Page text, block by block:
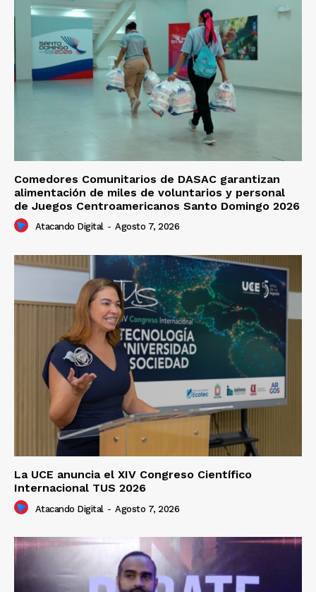
Comedores Comunitarios de DASAC garantizan
alimentación de miles de voluntarios y personal
de Juegos Centroamericanos Santo Domingo 2026
Atacando Digital - Agosto 7, 2026
La UCE anuncia el XIV Congreso Científico
Internacional TUS 2026
Atacando Digital - Agosto 7, 2026